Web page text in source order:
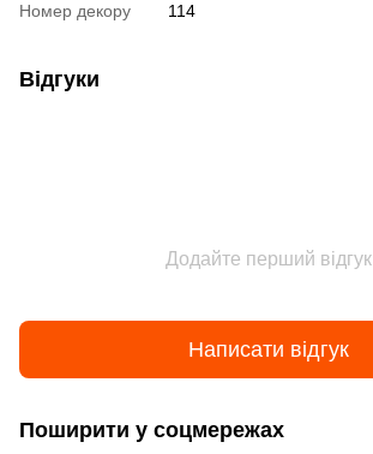
Номер декору
114
Відгуки
Додайте перший відгук
Написати відгук
Поширити у соцмережах